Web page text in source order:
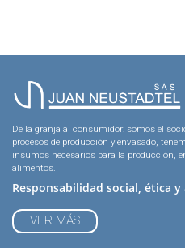
De la granja al consumidor: somos el
procesos de producción y envasado,
insumos necesarios para la producción,
alimentos.
Responsabilidad social, ética y
VER MÁS